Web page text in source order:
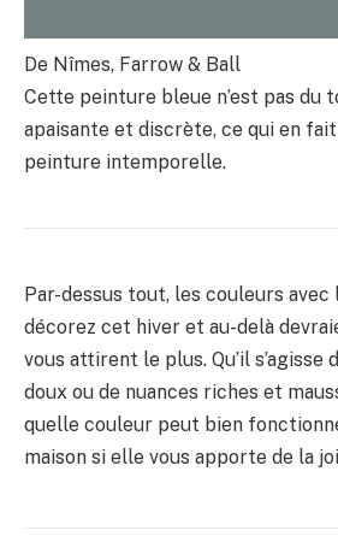
De Nîmes, Farrow & Ball
Cette peinture bleue n’est pas du
apaisante et discrète, ce qui en
peinture intemporelle.
Par-dessus tout, les couleurs avec
décorez cet hiver et au-delà
vous attirent le plus. Qu’il s’agisse
doux ou de nuances riches et
quelle couleur peut bien
maison si elle vous apporte de la